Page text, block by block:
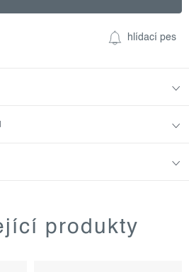
hlídací pes
produkty